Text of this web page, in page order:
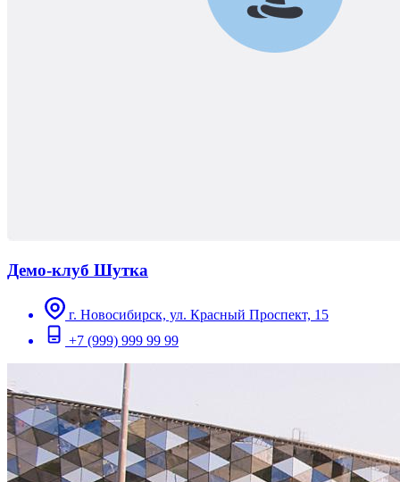
Демо-клуб Шутка
г. Новосибирск, ул. Красный Проспект, 15
+7 (999) 999 99 99